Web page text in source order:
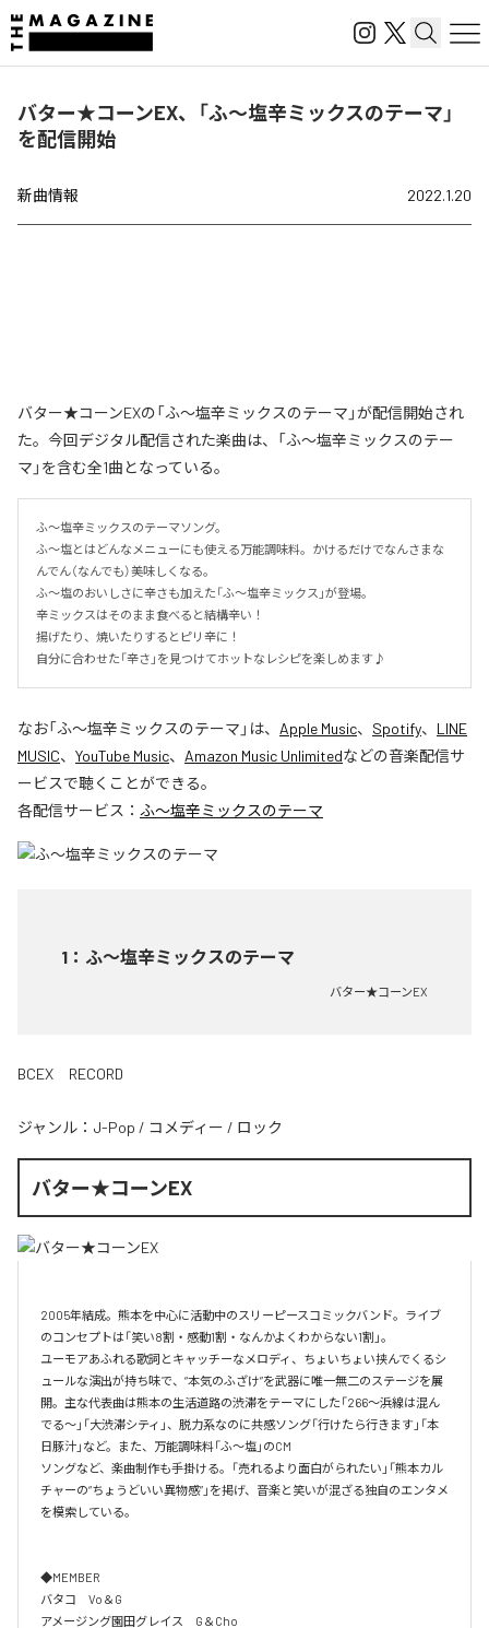
バター★コーンEX、「ふ～塩辛ミックスのテーマ」
を配信開始
新曲情報 2022.1.20
バター★コーンEXの「ふ～塩辛ミックスのテーマ」が配信開始され
た。今回デジタル配信された楽曲は、「ふ～塩辛ミックスのテー
マ」を含む全1曲となっている。
ふ～塩辛ミックスのテーマソング。
ふ〜塩とはどんなメニューにも使える万能調味料。かけるだけでなんさまな
んでん（なんでも）美味しくなる。
ふ～塩のおいしさに辛さも加えた「ふ～塩辛ミックス」が登場。
辛ミックスはそのまま食べると結構辛い！
揚げたり、焼いたりするとピリ辛に！
自分に合わせた「辛さ」を見つけてホットなレシピを楽しめます♪
なお「ふ～塩辛ミックスのテーマ 」は、 Apple Music、 Spotify、 LINE
MUSIC、 YouTube Music、 Amazon Music Unlimitedなどの音楽配信サ
ービスで聴くことができる。
各配信サービス： ふ～塩辛ミックスのテーマ
1 ： ふ～塩辛ミックスのテーマ
バター★コーンEX
BCEX RECORD
ジャンル： J-Pop / コメディー / ロック
バター★コーンEX
2005年結成。熊本を中心に活動中のスリーピースコミックバンド。ライブ
のコンセプトは「笑い8割・感動1割・なんかよくわからない1割」。
ユーモアあふれる歌詞とキャッチーなメロディ、ちょいちょい挟んでくるシ
ュールな演出が持ち味で、“本気のふざけ”を武器に唯一無二のステージを展
開。主な代表曲は熊本の生活道路の渋滞をテーマにした「266〜浜線は混ん
でる〜」「大渋滞シティ」、脱力系なのに共感ソング「行けたら行きます」「本
日豚汁」など。また、万能調味料「ふ～塩」のCM
ソングなど、楽曲制作も手掛ける。「売れるより面白がられたい」「熊本カル
チャーの“ちょうどいい異物感”」を掲げ、音楽と笑いが混ざる独自のエンタメ
を模索している。
◆MEMBER
バタコ　Vo＆G
アメージング園田グレイス　G＆Cho